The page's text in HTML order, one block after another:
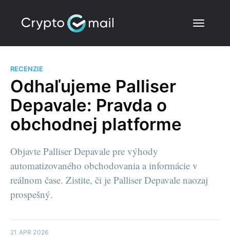
RECENZIE
Odhaľujeme Palliser
Depavale: Pravda o
obchodnej platforme
Objavte Palliser Depavale pre výhody
automatizovaného obchodovania a informácie v
reálnom čase. Zistite, či je Palliser Depavale naozaj
prospešný.
21 APR 2026